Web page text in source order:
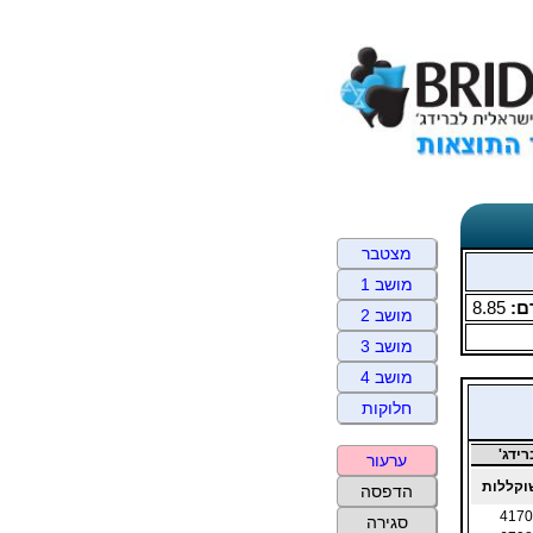
8.85
4170
מצטבר
מושב 1
מושב 2
מושב 3
מושב 4
חלוקות
ערעור
הדפסה
סגירה